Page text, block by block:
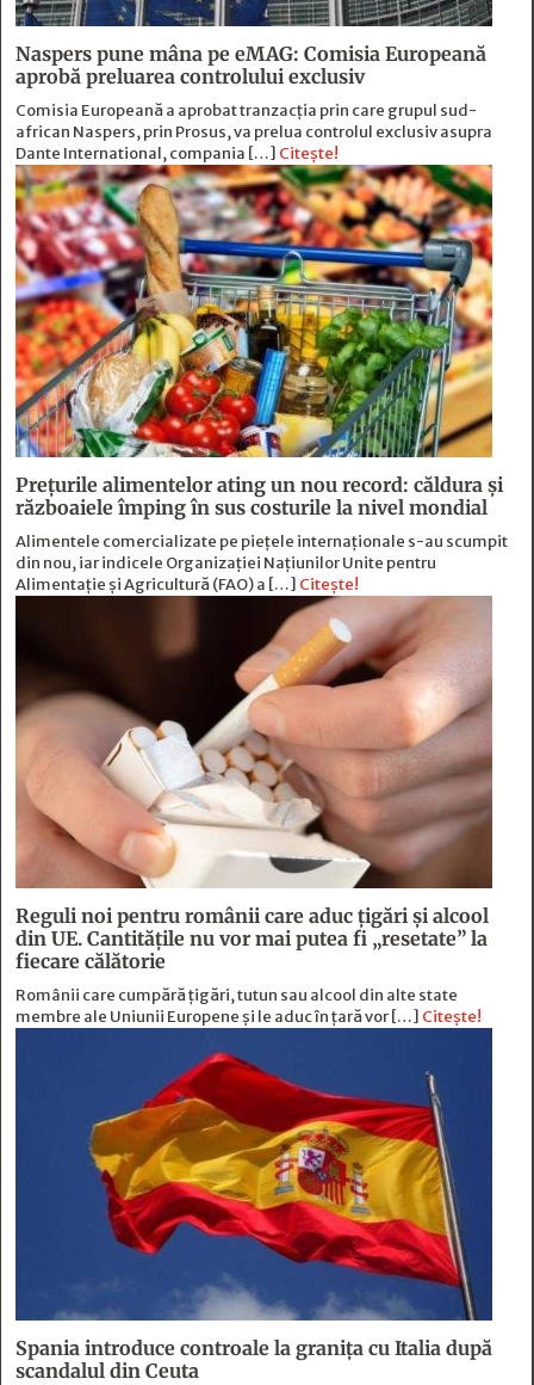
Naspers pune mâna pe eMAG: Comisia Europeană
aprobă preluarea controlului exclusiv
Comisia Europeană a aprobat tranzacția prin care grupul sud-
african Naspers, prin Prosus, va prelua controlul exclusiv asupra
Dante International, compania […] Citește!
Prețurile alimentelor ating un nou record: căldura și
războaiele împing în sus costurile la nivel mondial
Alimentele comercializate pe piețele internaționale s-au scumpit
din nou, iar indicele Organizației Națiunilor Unite pentru
Alimentație și Agricultură (FAO) a […] Citește!
Reguli noi pentru românii care aduc țigări și alcool
din UE. Cantitățile nu vor mai putea fi „resetate” la
fiecare călătorie
Românii care cumpără țigări, tutun sau alcool din alte state
membre ale Uniunii Europene și le aduc în țară vor […] Citește!
Spania introduce controale la granița cu Italia după
scandalul din Ceuta